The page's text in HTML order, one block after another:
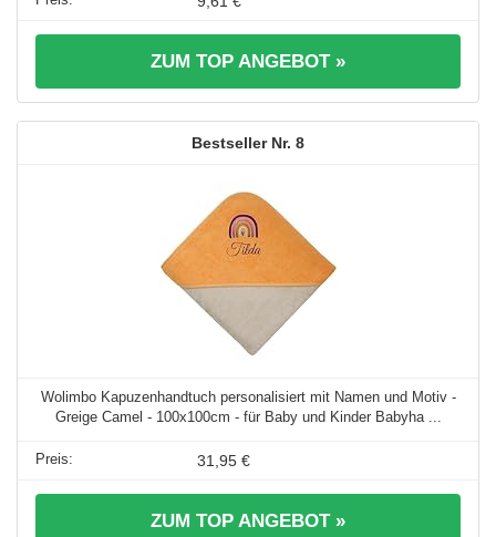
ZUM TOP ANGEBOT »
8
Wolimbo Kapuzenhandtuch personalisiert mit Namen und Motiv -
Greige Camel - 100x100cm - für Baby und Kinder Babyha ...
31,95 €
ZUM TOP ANGEBOT »